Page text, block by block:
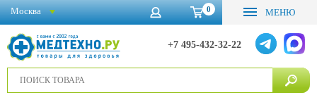
0 МЕНЮ
+7 495-432-32-22
Москва